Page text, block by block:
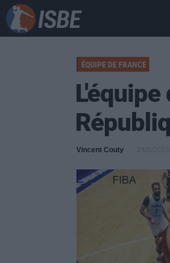
ÉQUIPE DE FRANCE
Vincent Couty